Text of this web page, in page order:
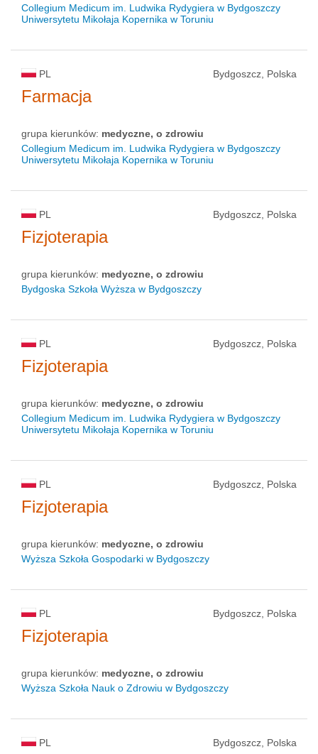
Collegium Medicum im. Ludwika Rydygiera w Bydgoszczy
Uniwersytetu Mikołaja Kopernika w Toruniu
PL Bydgoszcz, Polska
Farmacja
grupa kierunków: medyczne, o zdrowiu
Collegium Medicum im. Ludwika Rydygiera w Bydgoszczy
Uniwersytetu Mikołaja Kopernika w Toruniu
PL Bydgoszcz, Polska
Fizjoterapia
grupa kierunków: medyczne, o zdrowiu
Bydgoska Szkoła Wyższa w Bydgoszczy
PL Bydgoszcz, Polska
Fizjoterapia
grupa kierunków: medyczne, o zdrowiu
Collegium Medicum im. Ludwika Rydygiera w Bydgoszczy
Uniwersytetu Mikołaja Kopernika w Toruniu
PL Bydgoszcz, Polska
Fizjoterapia
grupa kierunków: medyczne, o zdrowiu
Wyższa Szkoła Gospodarki w Bydgoszczy
PL Bydgoszcz, Polska
Fizjoterapia
grupa kierunków: medyczne, o zdrowiu
Wyższa Szkoła Nauk o Zdrowiu w Bydgoszczy
PL Bydgoszcz, Polska